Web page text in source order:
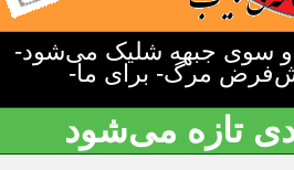
سوی جبهه شلیک می‌شود-
مرگ- برای ما-
تازه می‌شود